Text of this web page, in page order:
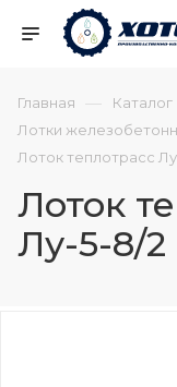
Главная — Каталог
Лотки
Лоток теплотрасс
Лоток
Лу-5-8/2